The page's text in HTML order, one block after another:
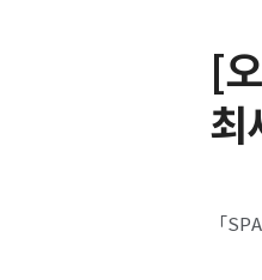
[
최
「